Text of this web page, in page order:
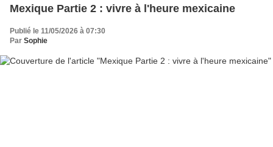
Mexique Partie 2 : vivre à l'heure mexicaine
Publié le 11/05/2026 à 07:30
Par Sophie